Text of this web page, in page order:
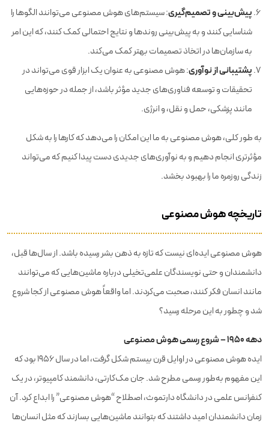
پیش‌بینی و تصمیم‌گیری: سیستم‌های هوش مصنوعی می‌توانند الگوها را
شناسایی کنند و به پیش‌بینی روندها و نتایج احتمالی کمک کنند، که این امر
به سازمان‌ها در اتخاذ تصمیمات بهتر کمک می‌کند.
پشتیبانی از نوآوری: هوش مصنوعی به عنوان یک ابزار قوی می‌تواند در
تحقیقات و توسعه فناوری‌های جدید مؤثر باشد، از جمله در حوزه‌هایی
مانند پزشکی، حمل و نقل، و انرژی.
به طور کلی، هوش مصنوعی به ما این امکان را می‌دهد که کارها را به شکل
مؤثرتری انجام دهیم و به نوآوری‌های جدیدی دست پیدا کنیم که می‌تواند
زندگی روزمره ما را بهبود بخشد.
تاریخچه هوش مصنوعی
هوش مصنوعی ایده‌ای نیست که تازه به ذهن بشر رسیده باشد. از سال‌ها قبل،
دانشمندان و حتی نویسندگان علمی‌تخیلی درباره ماشین‌هایی که می‌توانند
مانند انسان فکر کنند، صحبت می‌کردند. اما واقعاً هوش مصنوعی از کجا شروع
شد و چطور به این مرحله رسید؟
دهه۱۹۵۰ – شروع رسمی هوش مصنوعی
ایده هوش مصنوعی در اوایل قرن بیستم شکل گرفت، اما در سال ۱۹۵۶ بود که
این مفهوم به‌طور رسمی مطرح شد. جان مک‌کارتی، دانشمند کامپیوتر، در یک
کنفرانس علمی در دانشگاه دارتموث، اصطلاح “هوش مصنوعی” را ابداع کرد. آن
زمان دانشمندان امید داشتند که بتوانند ماشین‌هایی بسازند که مثل انسان‌ها